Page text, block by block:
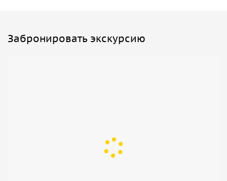
Забронировать экскурсию